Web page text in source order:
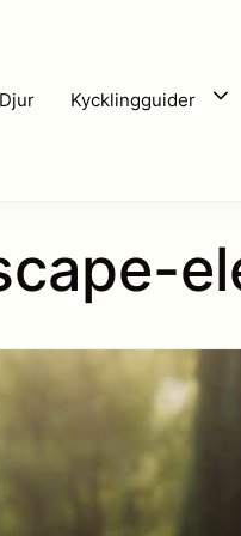
Djur Kycklingguider